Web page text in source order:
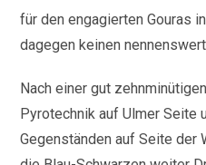
für den engagierten Gouras
dagegen keinen
Nach einer gut
Pyrotechnik auf Ulmer Seite
Gegenständen auf Seite der